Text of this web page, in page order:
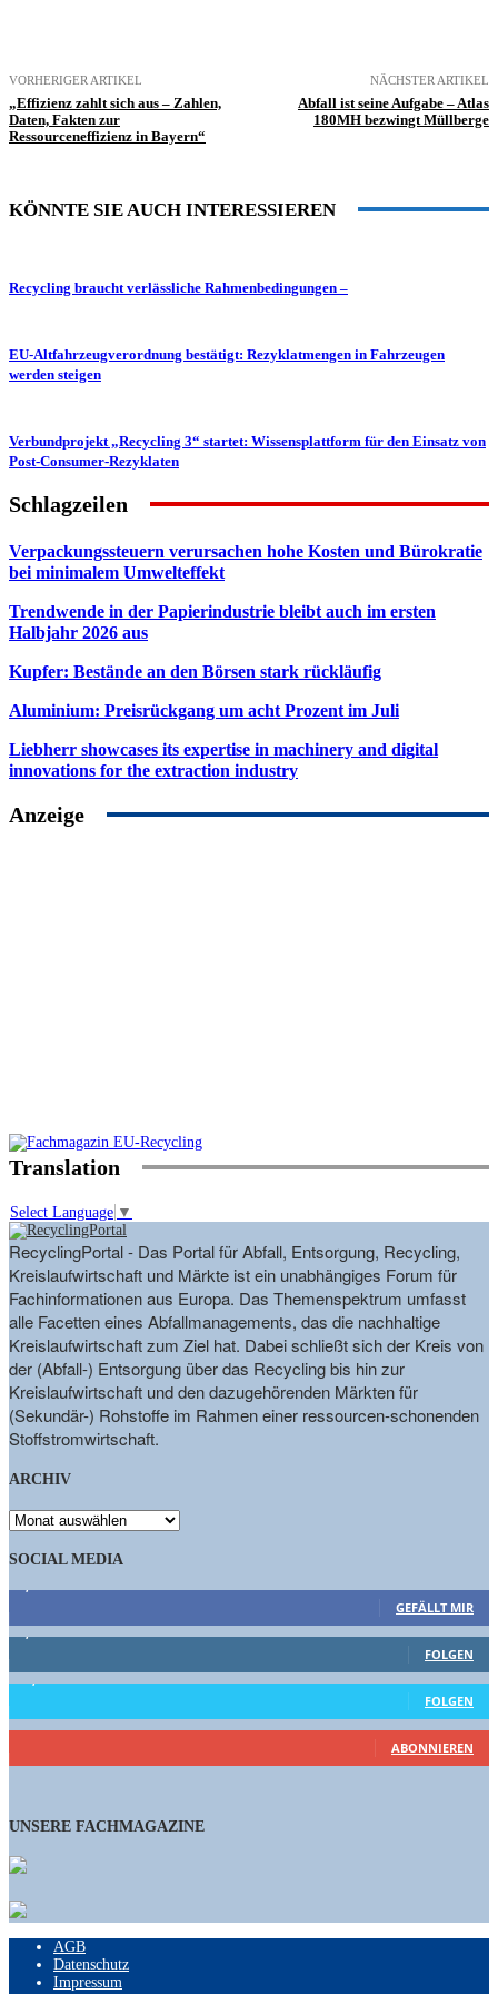
VORHERIGER ARTIKEL
„Effizienz zahlt sich aus – Zahlen,
Daten, Fakten zur
Ressourceneffizienz in Bayern“
NÄCHSTER ARTIKEL
Abfall ist seine Aufgabe – Atlas
180MH bezwingt Müllberge
KÖNNTE SIE AUCH INTERESSIEREN
Recycling braucht verlässliche Rahmenbedingungen –
EU-Altfahrzeugverordnung bestätigt: Rezyklatmengen in Fahrzeugen
werden steigen
Verbundprojekt „Recycling 3“ startet: Wissensplattform für den Einsatz von
Post-Consumer-Rezyklaten
Schlagzeilen
Verpackungssteuern verursachen hohe Kosten und Bürokratie
bei minimalem Umwelteffekt
Trendwende in der Papierindustrie bleibt auch im ersten
Halbjahr 2026 aus
Kupfer: Bestände an den Börsen stark rückläufig
Aluminium: Preisrückgang um acht Prozent im Juli
Liebherr showcases its expertise in machinery and digital
innovations for the extraction industry
Anzeige
Translation
Select Language ▼
RecyclingPortal - Das Portal für Abfall, Entsorgung, Recycling,
Kreislaufwirtschaft und Märkte ist ein unabhängiges Forum für
Fachinformationen aus Europa. Das Themenspektrum umfasst
alle Facetten eines Abfallmanagements, das die nachhaltige
Kreislaufwirtschaft zum Ziel hat. Dabei schließt sich der Kreis von
der (Abfall-) Entsorgung über das Recycling bis hin zur
Kreislaufwirtschaft und den dazugehörenden Märkten für
(Sekundär-) Rohstoffe im Rahmen einer ressourcen-schonenden
Stoffstromwirtschaft.
ARCHIV
ARCHIV
SOCIAL MEDIA
GEFÄLLT MIR
1,662 Follower
FOLGEN
15,658 Follower
FOLGEN
461 Abonnenten
ABONNIEREN
UNSERE FACHMAGAZINE
AGB
Datenschutz
Impressum